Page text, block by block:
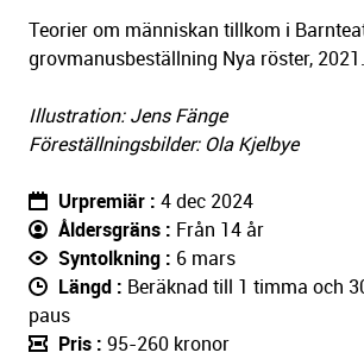
Teorier om människan tillkom i
grovmanusbeställning Nya röster, 2021.
Illustration: Jens Fänge
Föreställningsbilder: Ola Kjelbye
Urpremiär 4 dec 2024
Åldersgräns
Från 14 år
Syntolkning
6 mars
Längd
Beräknad till 1 timma och
paus
Pris 95-260 kronor